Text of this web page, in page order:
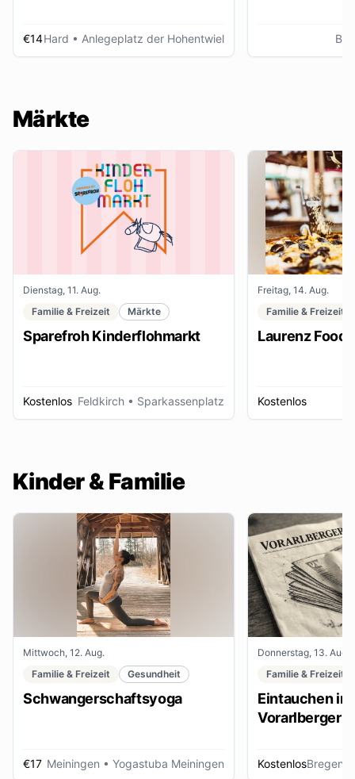
€14Hard • Anlegeplatz der Hohentwiel
Märkte
Dienstag, 11. Aug.
Familie & Freizeit
Märkte
Sparefroh Kinderflohmarkt
Kostenlos Feldkirch • Sparkassenplatz
Freitag, 14. Aug.
Familie & Freizeit
Laurenz Food
Kostenlos
Kinder & Familie
Mittwoch, 12. Aug.
Familie & Freizeit
Gesundheit
Schwangerschaftsyoga
€17 Meiningen • Yogastuba Meiningen
Donnerstag, 13. Aug.
Familie & Freizeit
Eintauchen in
Vorarlberger
KostenlosBregenz